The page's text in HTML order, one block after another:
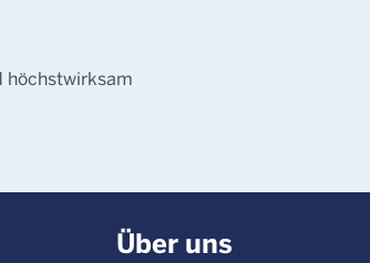
höchstwirksam
Über uns